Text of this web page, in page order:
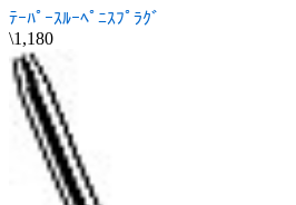
ﾃｰﾊﾟｰｽﾙｰﾍﾟﾆｽﾌﾟﾗｸﾞ
\1,180